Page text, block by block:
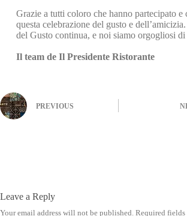
Grazie a tutti coloro che hanno partecipato
questa celebrazione del gusto e
del Gusto continua, e noi siamo orgogliosi di
Il team de Il Presidente Ristorante
PREVIOUS
Leave a Reply
Your email address will not be published. Required fields